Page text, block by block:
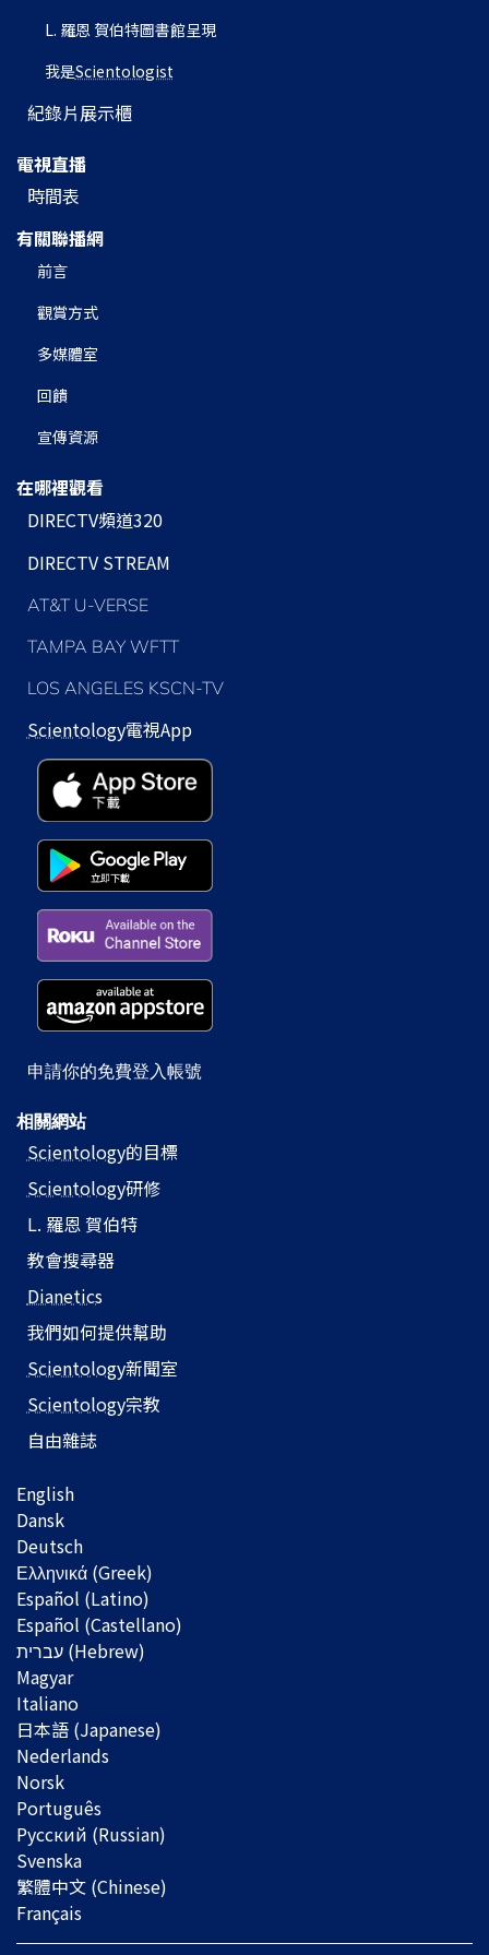
L. 羅恩 賀伯特圖書館呈現
我是Scientologist
紀錄片展示櫃
電視直播
時間表
有關聯播網
前言
觀賞方式
多媒體室
回饋
宣傳資源
在哪裡觀看
DIRECTV頻道320
DIRECTV STREAM
AT&T U-VERSE
TAMPA BAY WFTT
LOS ANGELES KSCN-TV
Scientology電視App
申請你的免費登入帳號
相關網站
Scientology的目標
Scientology研修
L. 羅恩 賀伯特
教會搜尋器
Dianetics
我們如何提供幫助
Scientology新聞室
Scientology宗教
自由雜誌
English
Dansk
Deutsch
Ελληνικά (Greek)
Español (Latino)
Español (Castellano)
Magyar
Italiano
日本語 (Japanese)
Nederlands
Norsk
Português
Русский (Russian)
Svenska
繁體中文 (Chinese)
Français